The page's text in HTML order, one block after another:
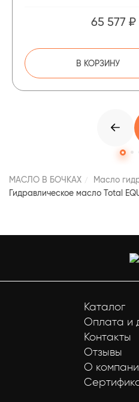
65 577 ₽
В КОРЗИНУ
МАСЛО В БОЧКАХ
Масло
Гидравлическое масло Total
Каталог
Оплата и
Контакты
Отзывы
О